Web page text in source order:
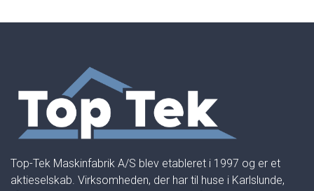
Top-Tek Maskinfabrik A/S blev etableret i 1997 og er et
aktieselskab. Virksomheden, der har til huse i Karlslunde,